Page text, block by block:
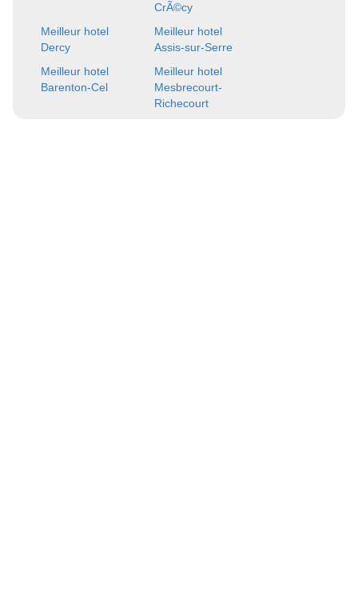
CrÃ©cy
Meilleur hotel
Dercy
Meilleur hotel
Assis-sur-Serre
Meilleur hotel
Barenton-Cel
Meilleur hotel
Mesbrecourt-
Richecourt